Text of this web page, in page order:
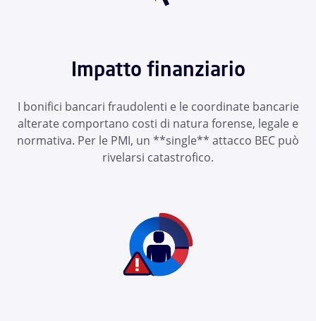
Impatto finanziario
I bonifici bancari fraudolenti e le coordinate bancarie
alterate comportano costi di natura forense, legale e
normativa. Per le PMI, un **single** attacco BEC può
rivelarsi catastrofico.